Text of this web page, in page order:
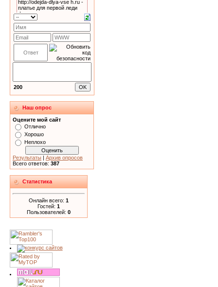
200
Наш опрос
Оцените мой сайт
Отлично
Хорошо
Неплохо
Результаты | Архив опросов
Всего ответов: 387
Статистика
Онлайн всего: 1
Гостей: 1
Пользователей: 0